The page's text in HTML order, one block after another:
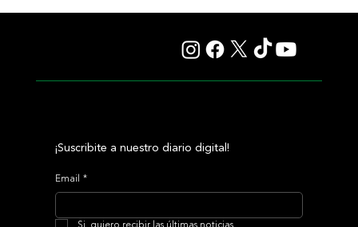
¡Suscribite a nuestro diario digital!
Email *